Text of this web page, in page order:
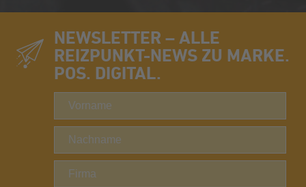
NEWSLETTER – ALLE
REIZPUNKT-NEWS ZU MARKE.
POS. DIGITAL.